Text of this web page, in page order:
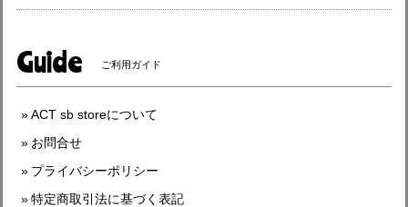
Guide ご利用ガイド
ACT sb storeについて
お問合せ
プライバシーポリシー
特定商取引法に基づく表記